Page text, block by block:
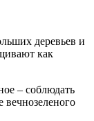
деревьев и
как
– соблюдать